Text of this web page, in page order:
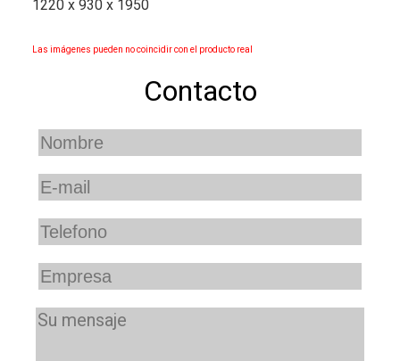
1220 x 930 x 1950
Las imágenes pueden no coincidir con el producto real
Contacto